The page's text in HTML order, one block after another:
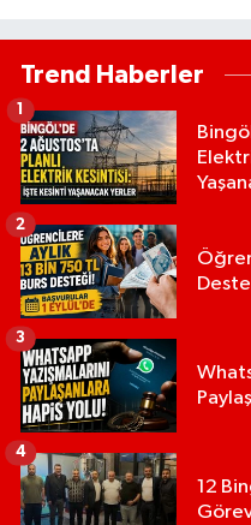
Trend Haberler
2
3
12
4